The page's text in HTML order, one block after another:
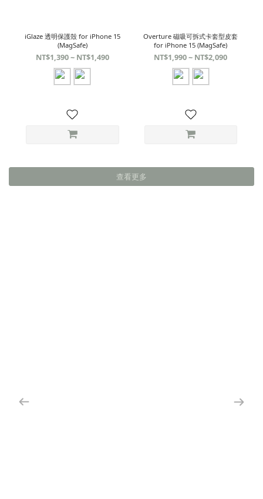
iGlaze 透明保護殼 for iPhone 15
(MagSafe)
NT$1,390 ~ NT$1,490
Overture 磁吸可拆式卡套型皮套
for iPhone 15 (MagSafe)
NT$1,990 ~ NT$2,090
查看更多